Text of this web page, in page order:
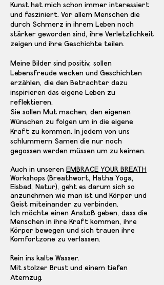
Kunst hat mich schon immer interessiert
und fasziniert. Vor allem Menschen die
durch Schmerz in ihrem Leben noch
stärker geworden sind, ihre Verletzlichkeit
zeigen und ihre Geschichte teilen.
Meine Bilder sind positiv, sollen
Lebensfreude wecken und Geschichten
erzählen, die den Betrachter dazu
inspirieren das eigene Leben zu
reflektieren.
Sie sollen Mut machen, den eigenen
Wünschen zu folgen um in die eigene
Kraft zu kommen. In jedem von uns
schlummern Samen die nur noch
gegossen werden müssen um zu keimen.
Auch in unseren EMBRACE YOUR BREATH
Workshops (Breathwort, Hatha Yoga,
Eisbad, Natur), geht es darum sich so
anzunehmen wie man ist und Körper und
Geist miteinander zu verbinden.
Ich möchte einen Anstoß geben, dass die
Menschen in ihre Kraft kommen, ihre
Körper bewegen und sich trauen ihre
Komfortzone zu verlassen.
Rein ins kalte Wasser.
Mit stolzer Brust und einem tiefen
Atemzug.